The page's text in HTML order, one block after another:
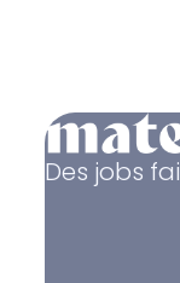
Des jobs